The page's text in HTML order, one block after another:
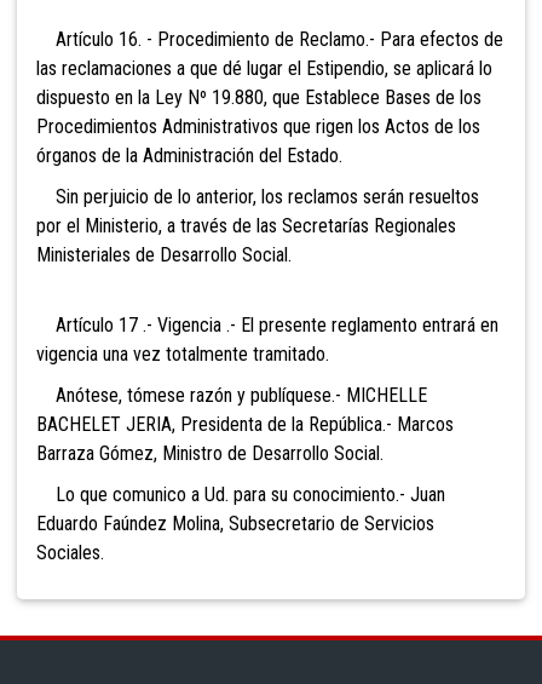
Artículo 16. - Procedimiento de Reclamo.- Para efectos de
las reclamaciones a que dé lugar el Estipendio, se aplicará lo
dispuesto en la Ley Nº 19.880, que Establece Bases de los
Procedimientos Administrativos que rigen los Actos de los
órganos de la Administración del Estado.
Sin perjuicio de lo anterior, los reclamos serán resueltos
por el Ministerio, a través de las Secretarías Regionales
Ministeriales de Desarrollo Social.
Artículo 17 .- Vigencia .- El presente reglamento entrará en
vigencia una vez totalmente tramitado.
Anótese, tómese razón y publíquese.- MICHELLE
BACHELET JERIA, Presidenta de la República.- Marcos
Barraza Gómez, Ministro de Desarrollo Social.
Lo que comunico a Ud. para su conocimiento.- Juan
Eduardo Faúndez Molina, Subsecretario de Servicios
Sociales.